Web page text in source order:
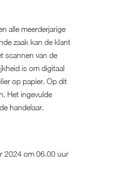
alle meerderjarige
zaak kan de klant
scannen van de
is om digitaal
op papier. Op dit
Het ingevulde
handelaar.
2024 om 06.00 uur